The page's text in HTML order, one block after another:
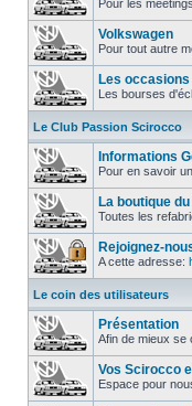
Pour les
Volkswagen
Pour tout autre
Les
Les bourses
Le Club Passion Scirocco
Informations
Pour en savoir
La boutique
Toutes les
Rejoignez-
A cette adresse:
Le coin des utilisateurs
Présentation
Afin de mieux se
Vos Scirocco
Espace pour